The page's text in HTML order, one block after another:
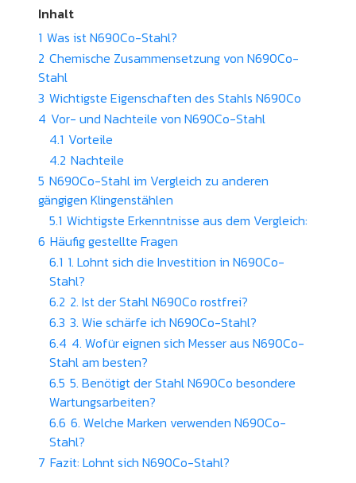
Inhalt
1 Was ist N690Co-Stahl?
2 Chemische Zusammensetzung von N690Co-
Stahl
3 Wichtigste Eigenschaften des Stahls N690Co
4 Vor- und Nachteile von N690Co-Stahl
4.1 Vorteile
4.2 Nachteile
5 N690Co-Stahl im Vergleich zu anderen
gängigen Klingenstählen
5.1 Wichtigste Erkenntnisse aus dem Vergleich:
6 Häufig gestellte Fragen
6.1 1. Lohnt sich die Investition in N690Co-
Stahl?
6.2 2. Ist der Stahl N690Co rostfrei?
6.3 3. Wie schärfe ich N690Co-Stahl?
6.4 4. Wofür eignen sich Messer aus N690Co-
Stahl am besten?
6.5 5. Benötigt der Stahl N690Co besondere
Wartungsarbeiten?
6.6 6. Welche Marken verwenden N690Co-
Stahl?
7 Fazit: Lohnt sich N690Co-Stahl?